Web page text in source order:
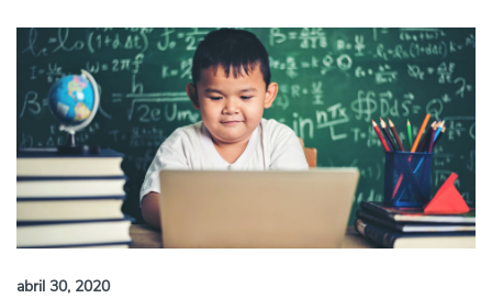
abril 30, 2020